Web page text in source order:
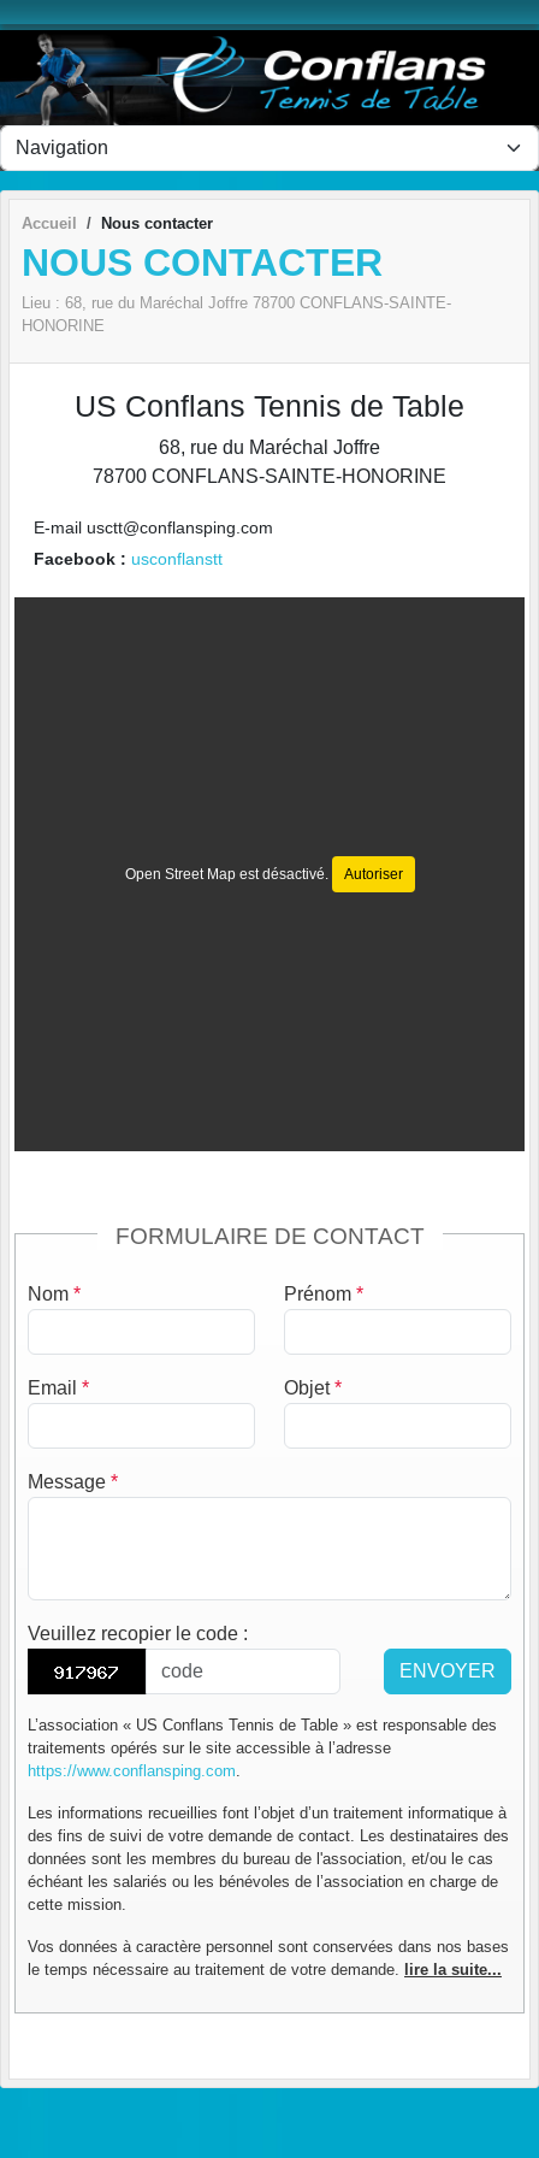
Accueil Nous contacter
NOUS CONTACTER
Lieu : 68, rue du Maréchal Joffre 78700 CONFLANS-SAINTE-
HONORINE
US Conflans Tennis de Table
68, rue du Maréchal Joffre
78700 CONFLANS-SAINTE-HONORINE
E-mail usctt@conflansping.com
Facebook : usconflanstt
Open Street Map est désactivé. Autoriser
FORMULAIRE DE CONTACT
Nom * Prénom *
Email * Objet*
Message *
Veuillez recopier le code :
ENVOYER
L’association « US Conflans Tennis de Table » est responsable des
traitements opérés sur le site accessible à l’adresse
https://www.conflansping.com.
Les informations recueillies font l’objet d’un traitement informatique à
des fins de suivi de votre demande de contact. Les destinataires des
données sont les membres du bureau de l'association, et/ou le cas
échéant les salariés ou les bénévoles de l’association en charge de
cette mission.
Vos données à caractère personnel sont conservées dans nos bases
le temps nécessaire au traitement de votre demande.
lire la suite...